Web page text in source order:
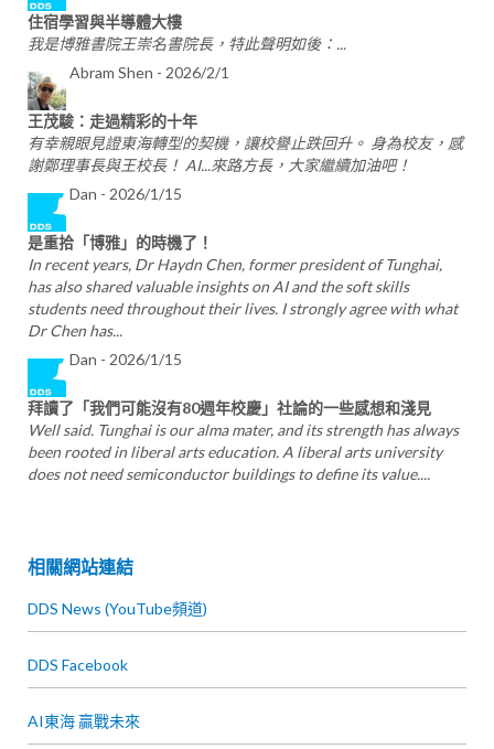
住宿學習與半導體大樓
我是博雅書院王崇名書院長，特此聲明如後：...
Abram Shen - 2026/2/1
王茂駿：走過精彩的十年
有幸親眼見證東海轉型的契機，讓校譽止跌回升。 身為校友，感
謝鄭理事長與王校長！ AI...來路方長，大家繼續加油吧！
Dan - 2026/1/15
是重拾「博雅」的時機了！
In recent years, Dr Haydn Chen, former president of Tunghai,
has also shared valuable insights on AI and the soft skills
students need throughout their lives. I strongly agree with what
Dr Chen has...
Dan - 2026/1/15
拜讀了「我們可能沒有80週年校慶」社論的⼀些感想和淺⾒
Well said. Tunghai is our alma mater, and its strength has always
been rooted in liberal arts education. A liberal arts university
does not need semiconductor buildings to define its value....
相關網站連結
DDS News (YouTube頻道)
DDS Facebook
AI東海 贏戰未來